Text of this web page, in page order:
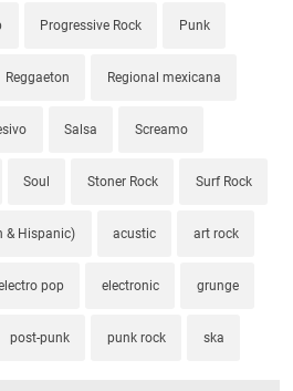
Progressive Rock Punk
Reggaeton Regional mexicana
Salsa Screamo
Soul Stoner Rock Surf Rock
& Hispanic) acustic art rock
pop electronic grunge
post-punk punk rock ska